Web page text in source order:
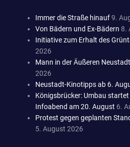
Immer die Straße hinauf9.
Von Bädern und Ex-Bädern 8.
Initiative zum Erhalt des
2026
Mann in der Äußeren
2026
Neustadt-Kinotipps ab 6.
Königsbrücker: Umbau
Infoabend am 20. August 6.
Protest gegen geplanten
5. August 2026